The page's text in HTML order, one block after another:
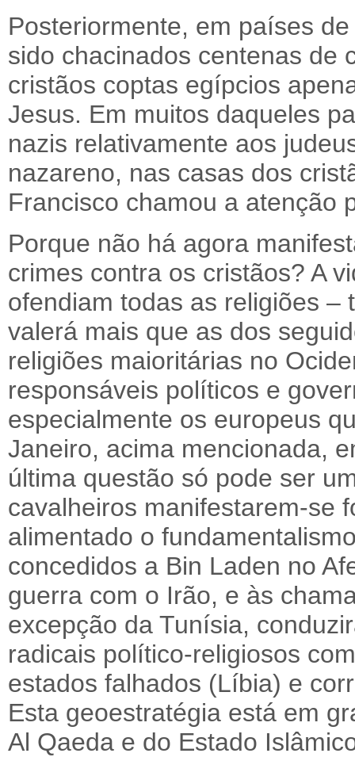
Posteriormente, em países
sido chacinados centenas de
cristãos coptas egípcios
Jesus. Em muitos daqueles
nazis relativamente aos
nazareno, nas casas dos
Francisco chamou a atenção
Porque não há agora
crimes contra os cristãos? A
ofendiam todas as religiões –
valerá mais que as dos
religiões maioritárias no
responsáveis políticos e
especialmente os europeus
Janeiro, acima mencionada,
última questão só pode ser
cavalheiros manifestarem-se
alimentado o
concedidos a Bin Laden no
guerra com o Irão, e às
excepção da Tunísia,
radicais político-religiosos
estados falhados (Líbia) e
Esta geoestratégia está em
Al Qaeda e do Estado